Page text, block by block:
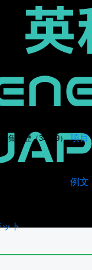
編集履歴（34949） 項目
例文
ト